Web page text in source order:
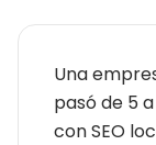
Una
pasó de 5
con SEO